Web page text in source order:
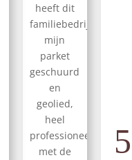
heeft dit
familiebedrijf
mijn
parket
geschuurd
en
geolied,
heel
professioneel,
met de